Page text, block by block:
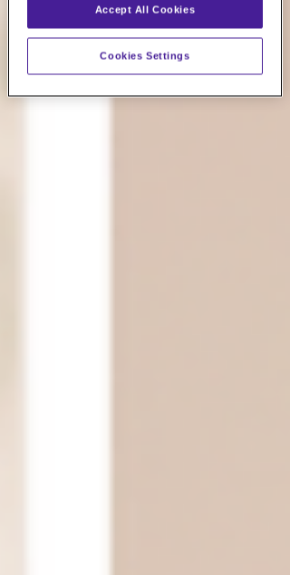
Accept All Cookies
Cookies Settings